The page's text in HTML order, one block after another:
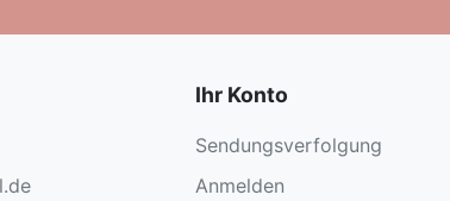
Ihr Konto
Sendungsverfolgung
Anmelden